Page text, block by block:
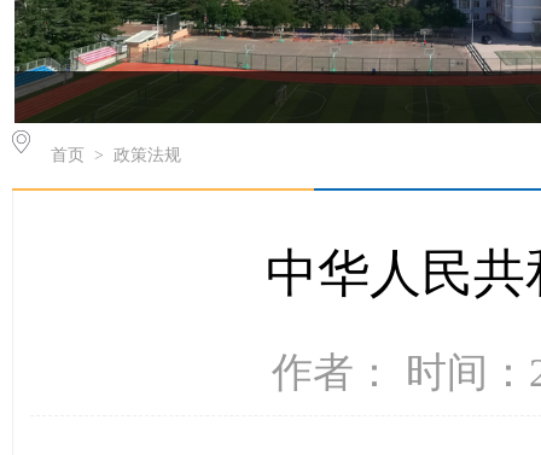
首页 > 政策法规
中华人民
作者： 时间：